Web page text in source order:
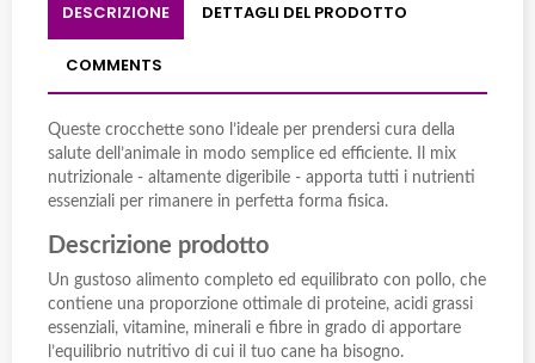
DESCRIZIONE DETTAGLI DEL PRODOTTO
COMMENTS
Queste crocchette sono l’ideale per prendersi cura della
salute dell’animale in modo semplice ed efficiente. Il mix
nutrizionale - altamente digeribile - apporta tutti i nutrienti
essenziali per rimanere in perfetta forma fisica.
Descrizione prodotto
Un gustoso alimento completo ed equilibrato con pollo, che
contiene una proporzione ottimale di proteine, acidi grassi
essenziali, vitamine, minerali e fibre in grado di apportare
l’equilibrio nutritivo di cui il tuo cane ha bisogno.